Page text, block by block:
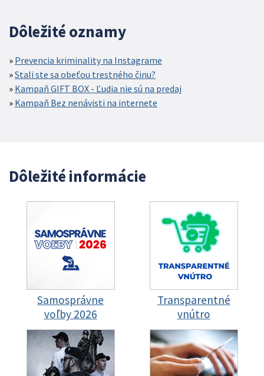
Dôležité oznamy
Prevencia kriminality na Instagrame
Stali ste sa obeťou trestného činu?
Kampaň GIFT BOX - Ľudia nie sú na predaj
Kampaň Bez nenávisti na internete
Dôležité informácie
Samosprávne
voľby 2026
Transparentné
vnútro